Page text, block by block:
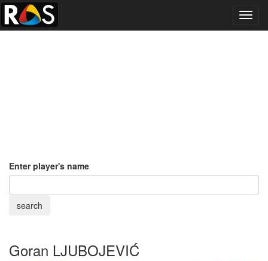
Enter player's name
Goran LJUBOJEVIĆ